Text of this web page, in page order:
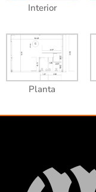
Interior
Planta